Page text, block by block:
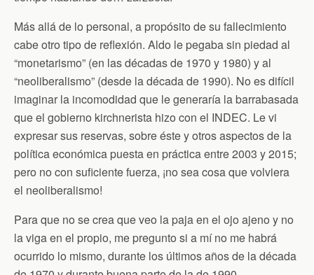
Más allá de lo personal, a propósito de su fallecimiento
cabe otro tipo de reflexión. Aldo le pegaba sin piedad al
“monetarismo” (en las décadas de 1970 y 1980) y al
“neoliberalismo” (desde la década de 1990). No es difícil
imaginar la incomodidad que le generaría la barrabasada
que el gobierno kirchnerista hizo con el INDEC. Le vi
expresar sus reservas, sobre éste y otros aspectos de la
política económica puesta en práctica entre 2003 y 2015;
pero no con suficiente fuerza, ¡no sea cosa que volviera
el neoliberalismo!
Para que no se crea que veo la paja en el ojo ajeno y no
la viga en el propio, me pregunto si a mí no me habrá
ocurrido lo mismo, durante los últimos años de la década